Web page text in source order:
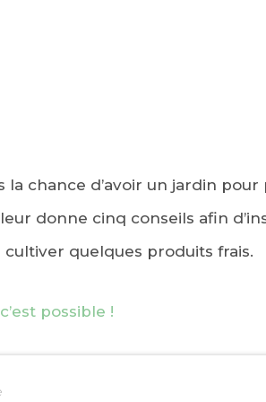
la chance d’avoir un jardin
donne cinq conseils afin
quelques produits frais.
possible !